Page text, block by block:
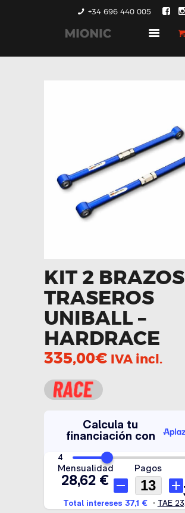
+34 696 440 005
GENERACIÓN 1
CONTACTO
KIT 2 BRAZOS
TRASEROS
UNIBALL –
HARDRACE
335,00€ IVA incl.